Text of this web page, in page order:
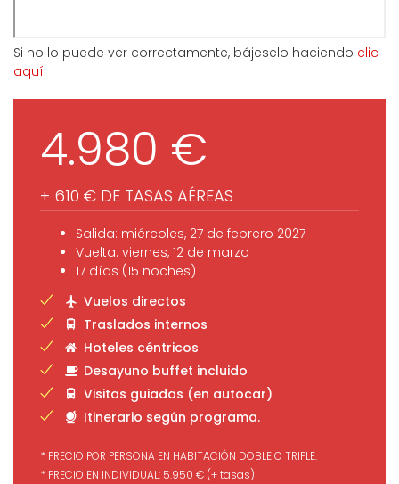
Si no lo puede ver correctamente, bájeselo haciendo clic
aquí
4.980 €
+ 610 € DE TASAS AÉREAS
Salida: miércoles, 27 de febrero 2027
Vuelta: viernes, 12 de marzo
17 días (15 noches)
Vuelos directos
Traslados internos
Hoteles céntricos
Desayuno buffet incluido
Visitas guiadas (en autocar)
Itinerario según programa.
* PRECIO POR PERSONA EN HABITACIÓN DOBLE O TRIPLE.
* PRECIO EN INDIVIDUAL: 5.950 € (+ tasas)